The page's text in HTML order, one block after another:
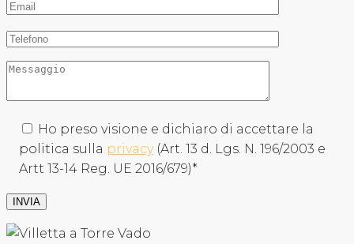
Ho preso visione e dichiaro di accettare la
politica sulla privacy(Art. 13 d. Lgs. N. 196/2003 e
Artt 13-14 Reg. UE 2016/679)*